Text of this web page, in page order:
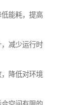
能耗，提高
减少运行时
降低对环境